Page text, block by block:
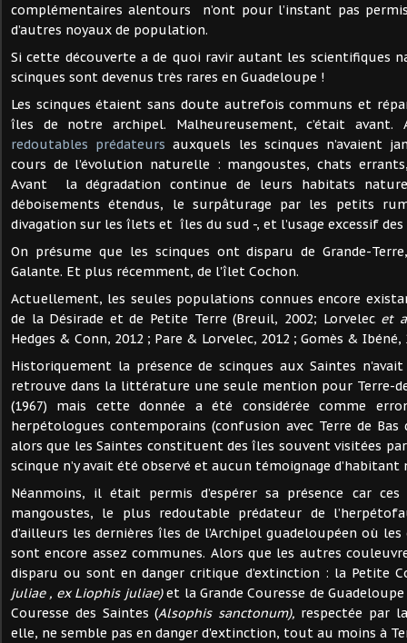
complémentaires alentours n’ont pour l’instant pas
d’autres noyaux de population.
Si cette découverte a de quoi ravir autant les scientifiques
scinques sont devenus très rares en Guadeloupe !
Les scinques étaient sans doute autrefois communs et
îles de notre archipel. Malheureusement, c’était avant.
redoutables prédateurs auxquels les scinques n’avaient
cours de l’évolution naturelle : mangoustes, chats
Avant la dégradation continue de leurs habitats
déboisements étendus, le surpâturage par les petits
divagation sur les îlets et îles du sud -, et l’usage excessif des
On présume que les scinques ont disparu de Grande-
Galante. Et plus récemment, de l'îlet Cochon.
Actuellement, les seules populations connues encore
de la Désirade et de Petite Terre (Breuil, 2002; Lorvelec et
Hedges & Conn, 2012 ; Pare & Lorvelec, 2012 ; Gomès & Ibéné,
Historiquement la présence de scinques aux Saintes
retrouve dans la littérature une seule mention pour Terre-
(1967) mais cette donnée a été considérée comme
herpétologues contemporains (confusion avec Terre de Bas
alors que les Saintes constituent des îles souvent visitées
scinque n’y avait été observé et aucun témoignage d’habitant
Néanmoins, il était permis d’espérer sa présence car
mangoustes, le plus redoutable prédateur de
d’ailleurs les dernières îles de l’Archipel guadeloupéen où
sont encore assez communes. Alors que les autres
disparu ou sont en danger critique d’extinction : la Petite
juliae , ex Liophis juliae)et la Grande Couresse de
Couresse des Saintes (Alsophis sanctonum), respectée par
elle, ne semble pas en danger d'extinction, tout au moins à